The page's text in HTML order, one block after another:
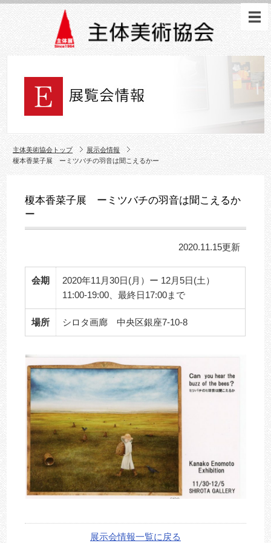
主体美術協会トップ
展示会情報
榎本香菜子展 ーミツバチの羽音は聞こえるかー
榎本香菜子展 ーミツバチの羽音は聞こえるか
ー
2020.11.15更新
会期
2020年11月30日(月）ー 12月5日(土）
11:00-19:00、最終日17:00まで
場所 シロタ画廊 中央区銀座7-10-8
展示会情報一覧に戻る